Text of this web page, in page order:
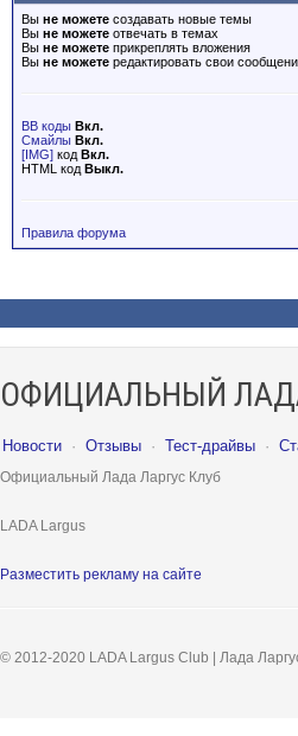
Вы не можете создавать новые темы
Вы не можете отвечать в темах
Вы не можете прикреплять вложения
Вы не можете редактировать свои
BB коды Вкл.
Смайлы Вкл.
[IMG] код Вкл.
HTML код Выкл.
Правила форума
ОФИЦИАЛЬНЫЙ
Новости · Отзывы · Тест-драйвы ·
Официальный Лада Ларгус Клуб
LADA Largus
Разместить рекламу на сайте
© 2012-2020 LADA Largus Club | Лада